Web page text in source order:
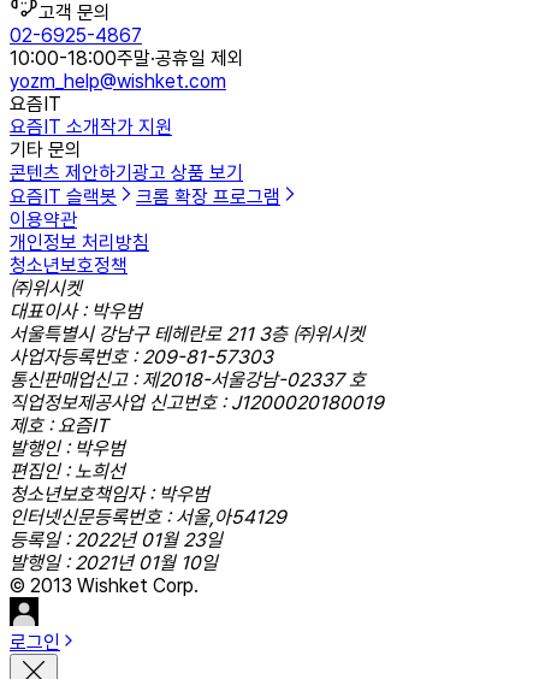
고객 문의
02-6925-4867
10:00-18:00주말·공휴일 제외
yozm_help@wishket.com
요즘IT
요즘IT 소개작가 지원
기타 문의
콘텐츠 제안하기 광고 상품 보기
요즘IT 슬랙봇
크롬 확장 프로그램
이용약관
개인정보 처리방침
청소년보호정책
㈜위시켓
대표이사 : 박우범
서울특별시 강남구 테헤란로 211 3층 ㈜위시켓
사업자등록번호 : 209-81-57303
통신판매업신고 : 제2018-서울강남-02337 호
직업정보제공사업 신고번호 : J1200020180019
제호 : 요즘IT
발행인 : 박우범
편집인 : 노희선
청소년보호책임자 : 박우범
인터넷신문등록번호 : 서울,아54129
등록일 : 2022년 01월 23일
발행일 : 2021년 01월 10일
© 2013 Wishket Corp.
로그인